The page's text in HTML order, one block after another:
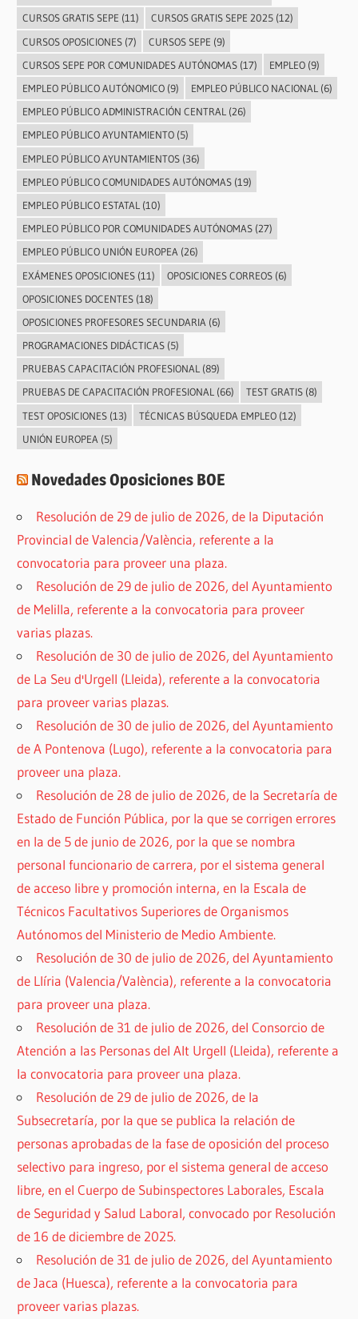
CURSOS GRATIS SEPE (11) CURSOS GRATIS SEPE 2025(12)
CURSOS OPOSICIONES(7) CURSOS SEPE (9)
CURSOS SEPE POR COMUNIDADES AUTÓNOMAS(17) EMPLEO(9)
EMPLEO PÚBLICO AUTÓNOMICO(9) EMPLEO PÚBLICO NACIONAL (6)
EMPLEO PÚBLICO ADMINISTRACIÓN CENTRAL (26)
EMPLEO PÚBLICO AYUNTAMIENTO(5)
EMPLEO PÚBLICO AYUNTAMIENTOS(36)
EMPLEO PÚBLICO COMUNIDADES AUTÓNOMAS(19)
EMPLEO PÚBLICO ESTATAL (10)
EMPLEO PÚBLICO POR COMUNIDADES AUTÓNOMAS(27)
EMPLEO PÚBLICO UNIÓN EUROPEA(26)
EXÁMENES OPOSICIONES(11) OPOSICIONES CORREOS(6)
OPOSICIONES DOCENTES(18)
OPOSICIONES PROFESORES SECUNDARIA (6)
PROGRAMACIONES DIDÁCTICAS(5)
PRUEBAS CAPACITACIÓN PROFESIONAL(89)
PRUEBAS DE CAPACITACIÓN PROFESIONAL(66) TEST GRATIS(8)
TEST OPOSICIONES(13) TÉCNICAS BÚSQUEDA EMPLEO(12)
UNIÓN EUROPEA (5)
Novedades Oposiciones BOE
Resolución de 29 de julio de 2026, de la Diputación
Provincial de Valencia/València, referente a la
convocatoria para proveer una plaza.
Resolución de 29 de julio de 2026, del Ayuntamiento
de Melilla, referente a la convocatoria para proveer
varias plazas.
Resolución de 30 de julio de 2026, del Ayuntamiento
de La Seu d'Urgell (Lleida), referente a la convocatoria
para proveer varias plazas.
Resolución de 30 de julio de 2026, del Ayuntamiento
de A Pontenova (Lugo), referente a la convocatoria para
proveer una plaza.
Resolución de 28 de julio de 2026, de la Secretaría de
Estado de Función Pública, por la que se corrigen errores
en la de 5 de junio de 2026, por la que se nombra
personal funcionario de carrera, por el sistema general
de acceso libre y promoción interna, en la Escala de
Técnicos Facultativos Superiores de Organismos
Autónomos del Ministerio de Medio Ambiente.
Resolución de 30 de julio de 2026, del Ayuntamiento
de Llíria (Valencia/València), referente a la convocatoria
para proveer una plaza.
Resolución de 31 de julio de 2026, del Consorcio de
Atención a las Personas del Alt Urgell (Lleida), referente a
la convocatoria para proveer una plaza.
Resolución de 29 de julio de 2026, de la
Subsecretaría, por la que se publica la relación de
personas aprobadas de la fase de oposición del proceso
selectivo para ingreso, por el sistema general de acceso
libre, en el Cuerpo de Subinspectores Laborales, Escala
de Seguridad y Salud Laboral, convocado por Resolución
de 16 de diciembre de 2025.
Resolución de 31 de julio de 2026, del Ayuntamiento
de Jaca (Huesca), referente a la convocatoria para
proveer varias plazas.